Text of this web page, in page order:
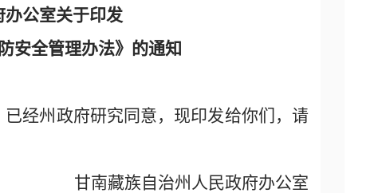
办公室关于印发
安全管理办法》的通知
经州政府研究同意，现印发给你们，请
甘南藏族自治州人民政府办公室